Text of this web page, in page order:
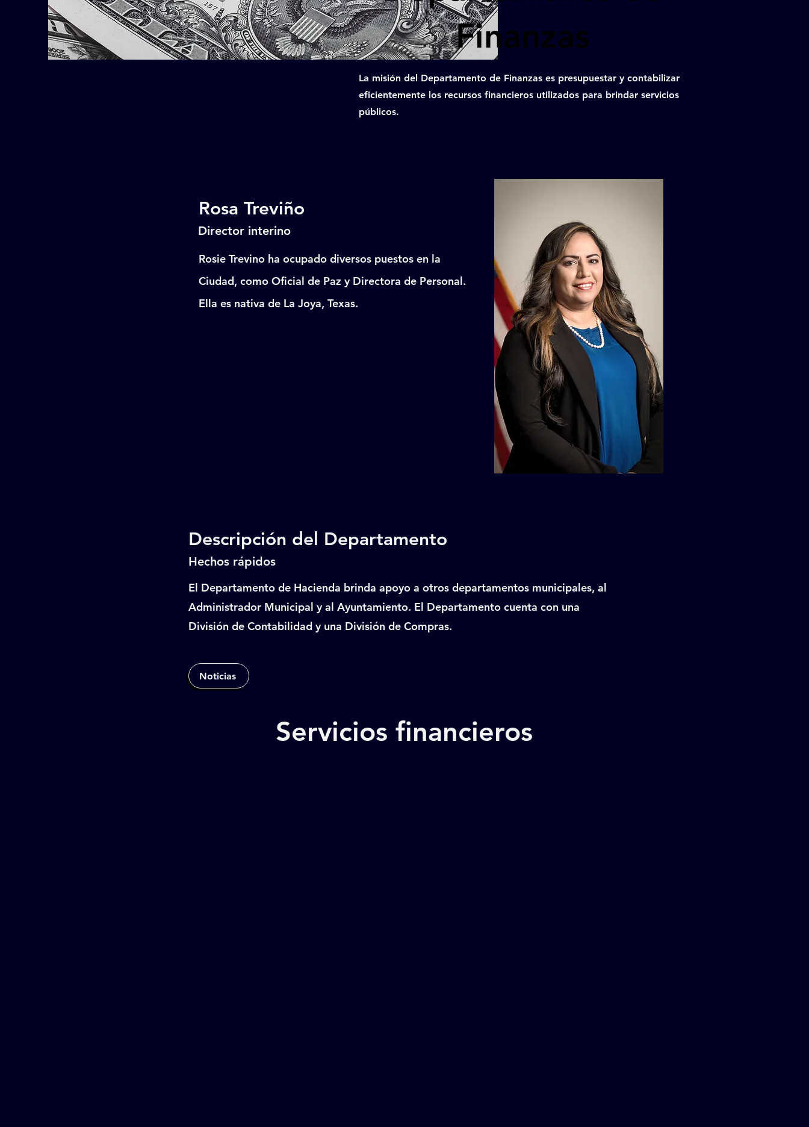
Finanzas
La misión del Departamento de Finanzas es presupuestar y contabilizar
eficientemente los recursos financieros utilizados para brindar servicios
públicos.
Rosa Treviño
Director interino
Rosie Trevino ha ocupado diversos puestos en la
Ciudad, como Oficial de Paz y Directora de Personal.
Ella es nativa de La Joya, Texas.
Descripción del Departamento
Hechos rápidos
El Departamento de Hacienda brinda apoyo a otros departamentos municipales, al
Administrador Municipal y al Ayuntamiento. El Departamento cuenta con una
División de Contabilidad y una División de Compras.
Noticias
Servicios financieros